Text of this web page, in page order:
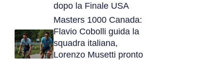
dopo la Finale USA
Masters 1000 Canada:
Flavio Cobolli guida la
squadra italiana,
Lorenzo Musetti pronto